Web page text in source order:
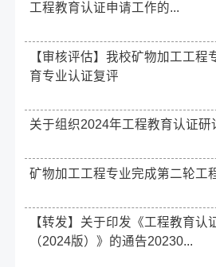
工程教育认证申请工作的...
【审核评估】我校矿物加工工程
育专业认证复评
关于组织2024年工程教育认证研
矿物加工工程专业完成第二轮工
【转发】关于印发《工程教育认
（2024版）》的通告20230...